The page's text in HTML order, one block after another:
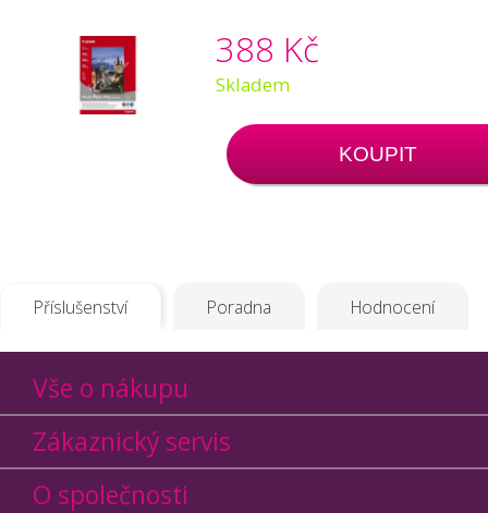
388 Kč
Skladem
KOUPIT
Příslušenství Poradna Hodnocení
Vše o nákupu
Zákaznický servis
O společnosti